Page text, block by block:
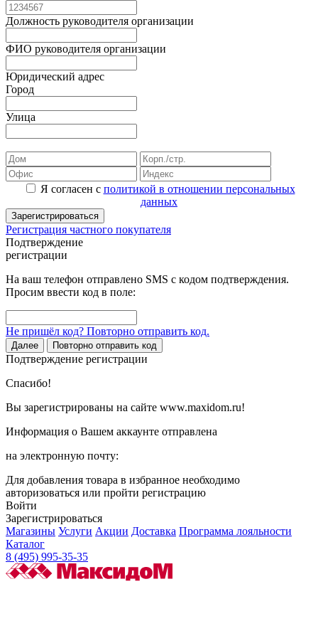
Должность руководителя организации
ФИО руководителя организации
Юридический адрес
Город
Улица
Я согласен с политикой в отношении персональных
данных
Зарегистрироваться
Регистрация частного покупателя
Подтверждение
регистрации
На ваш телефон отправлено SMS с кодом подтверждения.
Просим ввести код в поле:
Не пришёл код? Повторно отправить код.
Далее Повторно отправить код
Подтверждение регистрации
Спасибо!
Вы зарегистрированы на сайте www.maxidom.ru!
Информация о Вашем аккаунте отправлена
на электронную почту:
Для добавления товара в избранное необходимо
авторизоваться или пройти регистрацию
Войти
Зарегистрироваться
Магазины Услуги Акции Доставка Программа лояльности
Каталог
8 (495) 995-35-35